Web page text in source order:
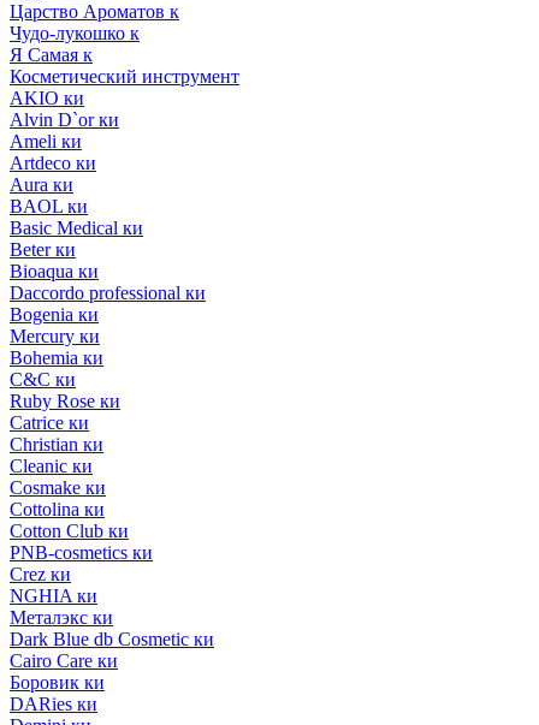
Царство Ароматов к
Чудо-лукошко к
Я Самая к
Косметический инструмент
AKIO ки
Alvin D`or ки
Ameli ки
Artdeco ки
Aura ки
BAOL ки
Basic Medical ки
Beter ки
Bioaqua ки
Daccordo professional ки
Bogenia ки
Mercury ки
Bohemia ки
C&C ки
Ruby Rose ки
Catrice ки
Christian ки
Cleanic ки
Cosmake ки
Cottolina ки
Cotton Club ки
PNB-cosmetics ки
Crez ки
NGHIA ки
Металэкс ки
Dark Blue db Cosmetic ки
Cairo Care ки
Боровик ки
DARies ки